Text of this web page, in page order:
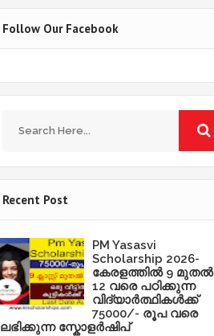
Follow Our Facebook
Recent Post
PM Yasasvi
Scholarship 2026-
കേരളത്തിൽ 9 മുതൽ
12 വരെ പഠിക്കുന്ന
വിദ്യാർത്ഥികൾക്ക്
75000/- രൂപ വരെ
ലഭിക്കുന്ന സ്കോളർഷിപ്